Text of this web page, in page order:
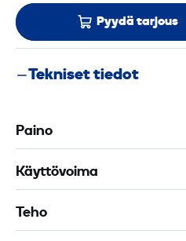
Pyydä tarjous
Tekniset tiedot
Paino
Käyttövoima
Teho